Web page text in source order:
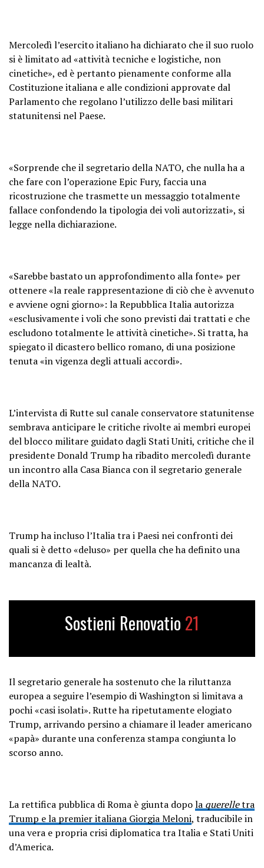
Mercoledì l’esercito italiano ha dichiarato che il suo ruolo
si è limitato ad «attività tecniche e logistiche, non
cinetiche», ed è pertanto pienamente conforme alla
Costituzione italiana e alle condizioni approvate dal
Parlamento che regolano l’utilizzo delle basi militari
statunitensi nel Paese.
«Sorprende che il segretario della NATO, che nulla ha a
che fare con l’operazione Epic Fury, faccia una
ricostruzione che trasmette un messaggio totalmente
fallace confondendo la tipologia dei voli autorizzati», si
legge nella dichiarazione.
«Sarebbe bastato un approfondimento alla fonte» per
ottenere «la reale rappresentazione di ciò che è avvenuto
e avviene ogni giorno»: la Repubblica Italia autorizza
«esclusivamente i voli che sono previsti dai trattati e che
escludono totalmente le attività cinetiche». Si tratta, ha
spiegato il dicastero bellico romano, di una posizione
tenuta «in vigenza degli attuali accordi».
L’intervista di Rutte sul canale conservatore statunitense
sembrava anticipare le critiche rivolte ai membri europei
del blocco militare guidato dagli Stati Uniti, critiche che il
presidente Donald Trump ha ribadito mercoledì durante
un incontro alla Casa Bianca con il segretario generale
della NATO.
Trump ha incluso l’Italia tra i Paesi nei confronti dei
quali si è detto «deluso» per quella che ha definito una
mancanza di lealtà.
Sostieni Renovatio 21
Il segretario generale ha sostenuto che la riluttanza
europea a seguire l’esempio di Washington si limitava a
pochi «casi isolati». Rutte ha ripetutamente elogiato
Trump, arrivando persino a chiamare il leader americano
«papà» durante una conferenza stampa congiunta lo
scorso anno.
La rettifica pubblica di Roma è giunta dopola querelletra
Trump e la premier italiana Giorgia Meloni, traducibile in
una vera e propria crisi diplomatica tra Italia e Stati Uniti
d’America.